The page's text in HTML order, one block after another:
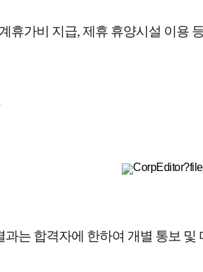
휴가비 지급, 제휴 휴양시설 이용
과는 합격자에 한하여 개별 통보 및